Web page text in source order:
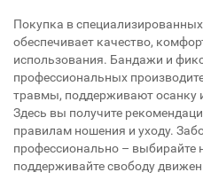
Покупка в
обеспечивает качество,
использования. Бандажи и
профессиональных
травмы, поддерживают осанку
Здесь вы получите
правилам ношения и уходу.
профессионально – выбирайте
поддерживайте свободу